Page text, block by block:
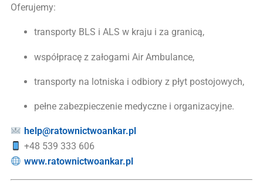
Oferujemy:
transporty BLS i ALS w kraju i za granicą,
współpracę z załogami Air Ambulance,
transporty na lotniska i odbiory z płyt postojowych,
pełne zabezpieczenie medyczne i organizacyjne.
help@ratownictwoankar.pl
+48 539 333 606
www.ratownictwoankar.pl